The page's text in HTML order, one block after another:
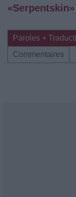
Paroles +
Commentaires